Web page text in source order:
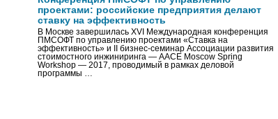
проектами: российские предприятия делают
ставку на эффективность
В Москве завершилась XVI Международная конференция
ПМСОФТ по управлению проектами «Ставка на
эффективность» и II бизнес-семинар Ассоциации развития
стоимостного инжиниринга — AACE Moscow Spring
Workshop — 2017, проводимый в рамках деловой
программы …